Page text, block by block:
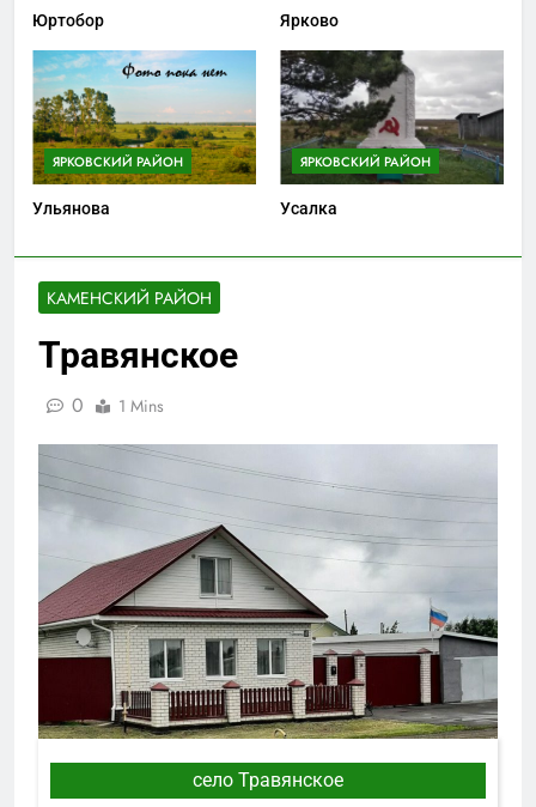
КАМЕНСКИЙ РАЙОН
Травянское
0 1 Mins
село Травянское
Юртобор Ярково
ЯРКОВСКИЙ РАЙОН
Ульянова
ЯРКОВСКИЙ РАЙОН
Усалка